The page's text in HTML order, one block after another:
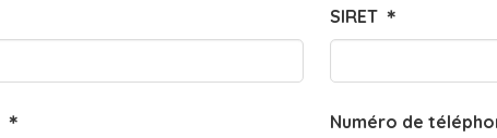
SIRET ＊
＊ Numéro de